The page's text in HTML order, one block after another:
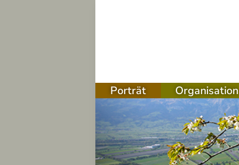
Porträt Organisation